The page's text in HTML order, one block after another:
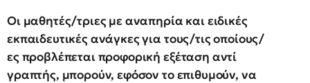
Οι μαθητές/τριες με αναπηρία και ειδικές
εκπαιδευτικές ανάγκες για τους/τις οποίους/
ες προβλέπεται προφορική εξέταση αντί
γραπτής, μπορούν, εφόσον το επιθυμούν, να